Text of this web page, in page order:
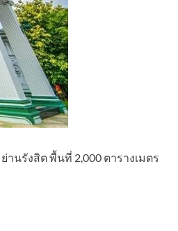
นรังสิต พื้นที่ 2,000 ตารางเมตร